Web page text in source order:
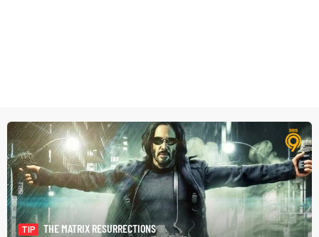
TIP
THE MATRIX RESURRECTIONS